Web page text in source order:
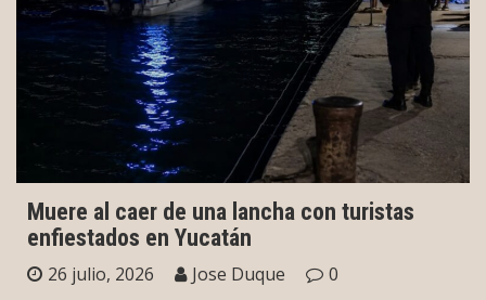
Muere al caer de una lancha con turistas
enfiestados en Yucatán
26 julio, 2026 Jose Duque 0